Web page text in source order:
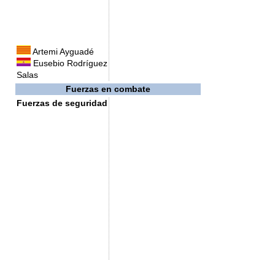
Artemi Ayguadé
Eusebio Rodríguez
Salas
Fuerzas en combate
Fuerzas de seguridad